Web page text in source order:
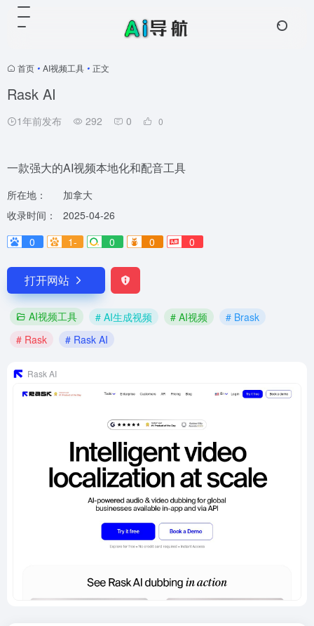
首页 • AI视频工具 • 正文
Rask AI
1年前发布 292 0 0
一款强大的AI视频本地化和配音工具
所在地：
加拿大
收录时间：
2025-04-26
0
1- 0 0 0
打开网站
AI视频工具 # AI生成视频 # AI视频
# Brask
# Rask
# Rask AI
Rask AI